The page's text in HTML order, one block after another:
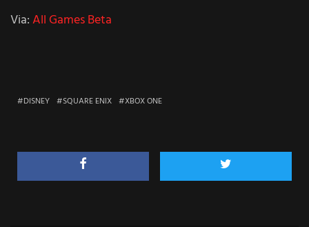
Via:All Games Beta
DISNEY SQUARE ENIX XBOX ONE